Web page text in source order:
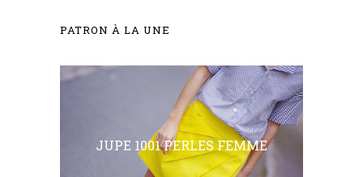
PATRON À LA UNE
JUPE 1001 PERLES FEMME